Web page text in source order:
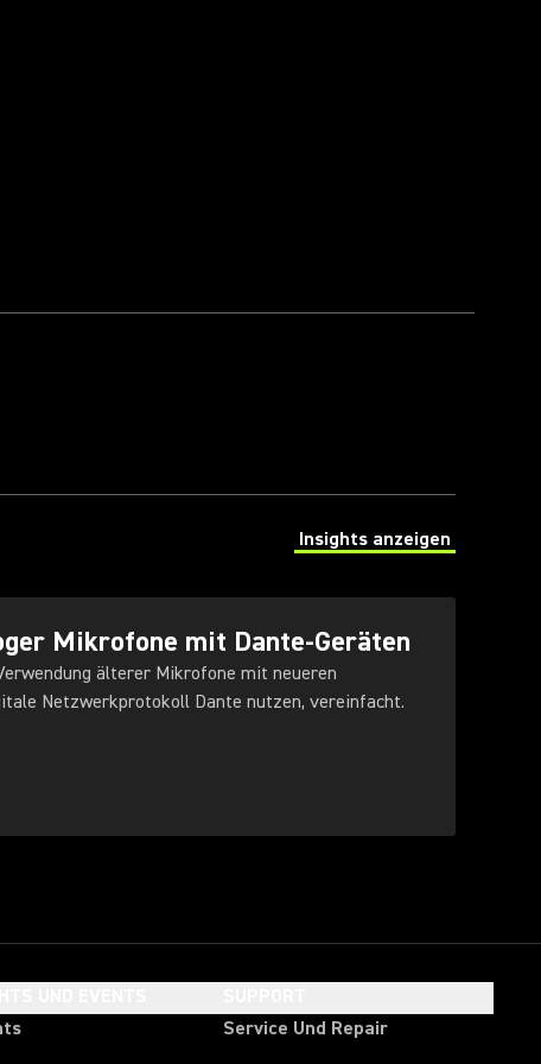
Insights anzeigen
(Opens in a new tab)
Mikrofone mit Dante-Geräten
älterer Mikrofone mit neueren
Netzwerkprotokoll Dante nutzen, vereinfacht.
Service Und Repair